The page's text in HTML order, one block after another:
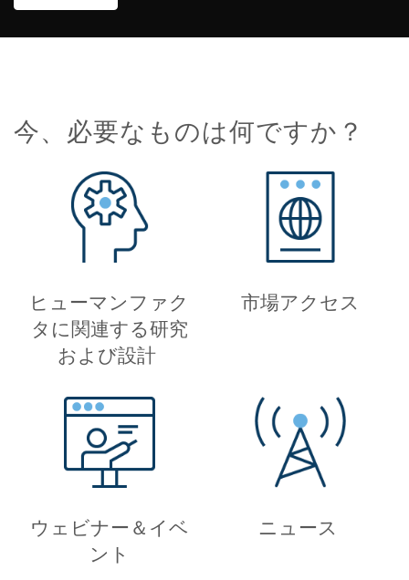
今、必要なものは何ですか？
ヒューマンファク
タに関連する研究
および設計
市場アクセス
ウェビナー＆イベ
ント
ニュース